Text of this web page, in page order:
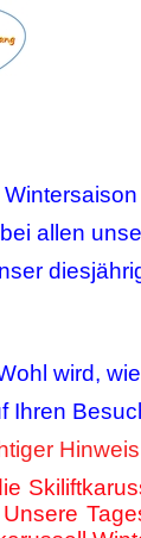
allen
wird,
Ihren